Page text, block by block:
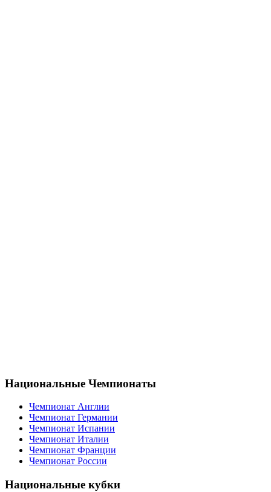
Национальные Чемпионаты
Чемпионат Англии
Чемпионат Германии
Чемпионат Испании
Чемпионат Италии
Чемпионат Франции
Чемпионат России
Национальные кубки